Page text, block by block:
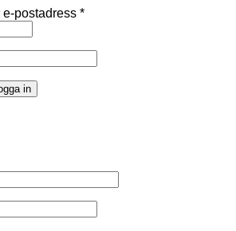
postadress *
in